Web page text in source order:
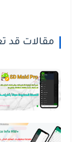
مقالات قد